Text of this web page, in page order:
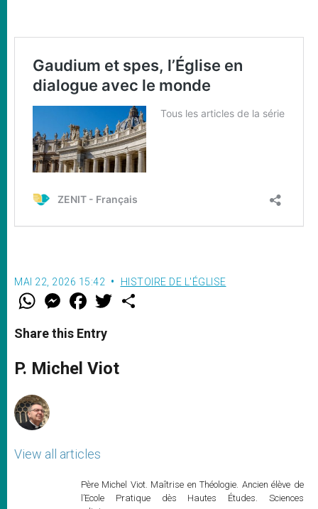
MAI 22, 2026 15:42 HISTOIRE DE L'ÉGLISE
W
t
s
p
p
M
e
s
e
g
e
F
a
e
b
o
k
w
r
Share this Entry
P. Michel Viot
View all articles
Père Michel Viot. Maîtrise en Théologie. Ancien élève de
l’Ecole Pratique dès Hautes Études. Sciences